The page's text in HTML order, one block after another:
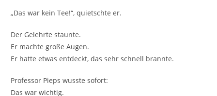
„Das war kein Tee!“, quietschte er.
Der Gelehrte staunte.
Er machte große Augen.
Er hatte etwas entdeckt, das sehr schnell brannte.
Professor Pieps wusste sofort:
Das war wichtig.